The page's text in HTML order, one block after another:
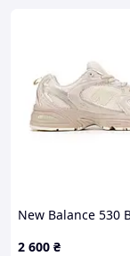
New Balance 530
2 600 ₴